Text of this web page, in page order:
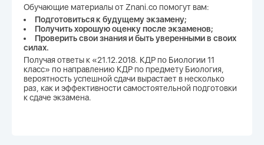
Обучающие материалы от Znani.co помогут вам:
Подготовиться к будущему экзамену;
Получить хорошую оценку после экзаменов;
Проверить свои знания и быть уверенными в своих
силах.
Получая ответы к «21.12.2018. КДР по Биологии 11
класс» по направлению КДР по предмету Биология,
вероятность успешной сдачи вырастает в несколько
раз, как и эффективности самостоятельной подготовки
к сдаче экзамена.